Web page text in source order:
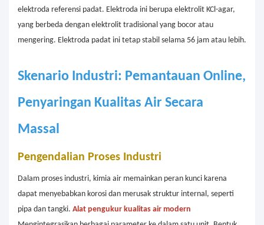
elektroda referensi padat. Elektroda ini berupa elektrolit KCl-agar,
yang berbeda dengan elektrolit tradisional yang bocor atau
mengering. Elektroda padat ini tetap stabil selama 56 jam atau lebih.
Skenario Industri: Pemantauan Online,
Penyaringan Kualitas Air Secara
Massal
Pengendalian Proses Industri
Dalam proses industri, kimia air memainkan peran kunci karena
dapat menyebabkan korosi dan merusak struktur internal, seperti
pipa dan tangki. Alat pengukur kualitas air modern